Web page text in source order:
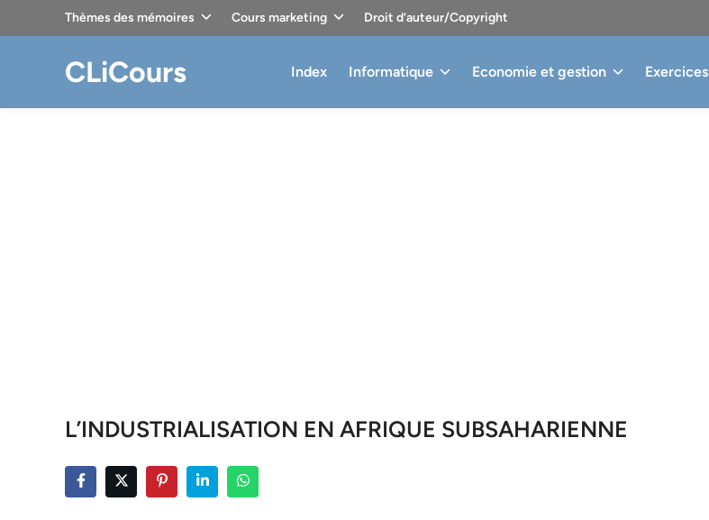
Thèmes des mémoires Cours marketing Droit d’auteur/Copyright
CLiCours Index Informatique Economie et gestion Exercices
L’INDUSTRIALISATION EN AFRIQUE SUBSAHARIENNE